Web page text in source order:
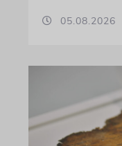
05.08.2026